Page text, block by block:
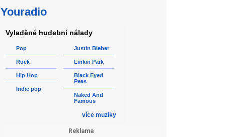
Youradio
Vyladěné hudební nálady
Pop
Rock
Hip Hop
Indie pop
Justin Bieber
Linkin Park
Black Eyed
Peas
Naked And
Famous
více muziky